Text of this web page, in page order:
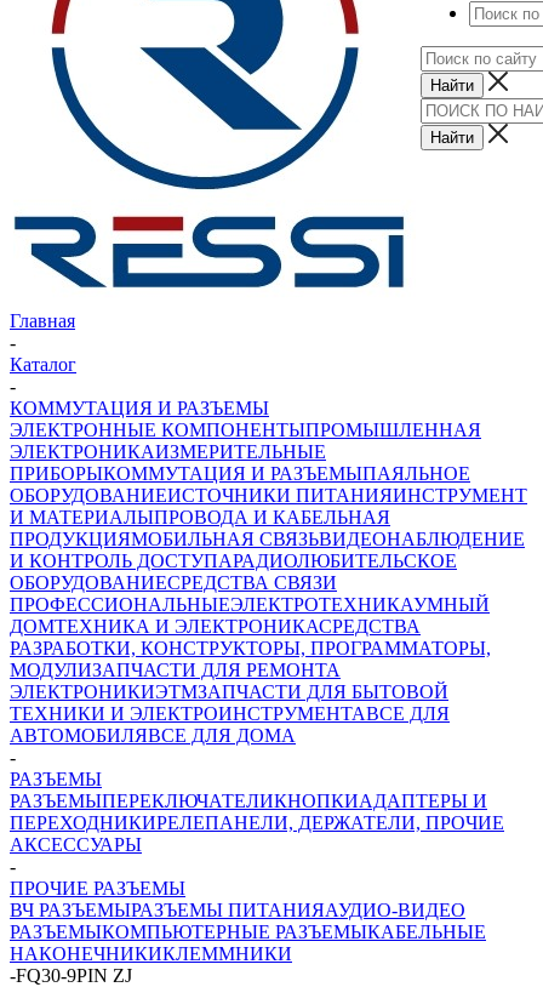
Главная
-
Каталог
-
КОММУТАЦИЯ И РАЗЪЕМЫ
ЭЛЕКТРОННЫЕ КОМПОНЕНТЫПРОМЫШЛЕННАЯ
ЭЛЕКТРОНИКАИЗМЕРИТЕЛЬНЫЕ
ПРИБОРЫКОММУТАЦИЯ И РАЗЪЕМЫПАЯЛЬНОЕ
ОБОРУДОВАНИЕИСТОЧНИКИ ПИТАНИЯИНСТРУМЕНТ
И МАТЕРИАЛЫПРОВОДА И КАБЕЛЬНАЯ
ПРОДУКЦИЯМОБИЛЬНАЯ СВЯЗЬВИДЕОНАБЛЮДЕНИЕ
И КОНТРОЛЬ ДОСТУПАРАДИОЛЮБИТЕЛЬСКОЕ
ОБОРУДОВАНИЕСРЕДСТВА СВЯЗИ
ПРОФЕССИОНАЛЬНЫЕЭЛЕКТРОТЕХНИКАУМНЫЙ
ДОМТЕХНИКА И ЭЛЕКТРОНИКАСРЕДСТВА
РАЗРАБОТКИ, КОНСТРУКТОРЫ, ПРОГРАММАТОРЫ,
МОДУЛИЗАПЧАСТИ ДЛЯ РЕМОНТА
ЭЛЕКТРОНИКИЭТМЗАПЧАСТИ ДЛЯ БЫТОВОЙ
ТЕХНИКИ И ЭЛЕКТРОИНСТРУМЕНТАВСЕ ДЛЯ
АВТОМОБИЛЯВСЕ ДЛЯ ДОМА
-
РАЗЪЕМЫ
РАЗЪЕМЫПЕРЕКЛЮЧАТЕЛИКНОПКИАДАПТЕРЫ И
ПЕРЕХОДНИКИРЕЛЕПАНЕЛИ, ДЕРЖАТЕЛИ, ПРОЧИЕ
АКСЕССУАРЫ
-
ПРОЧИЕ РАЗЪЕМЫ
ВЧ РАЗЪЕМЫРАЗЪЕМЫ ПИТАНИЯАУДИО-ВИДЕО
РАЗЪЕМЫКОМПЬЮТЕРНЫЕ РАЗЪЕМЫКАБЕЛЬНЫЕ
НАКОНЕЧНИКИКЛЕММНИКИ
-FQ30-9PIN ZJ